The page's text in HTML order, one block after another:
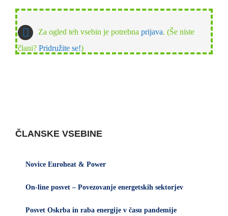
Za ogled teh vsebin je potrebna prijava. (Še niste
člani? Pridružite se!)
ČLANSKE VSEBINE
Novice Euroheat & Power
On-line posvet – Povezovanje energetskih sektorjev
Posvet Oskrba in raba energije v času pandemije